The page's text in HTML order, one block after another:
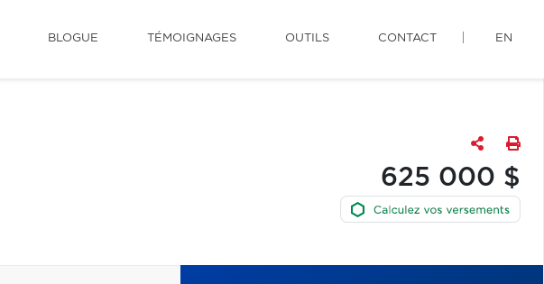
BLOGUE TÉMOIGNAGES OUTILS CONTACT EN
625 000 $